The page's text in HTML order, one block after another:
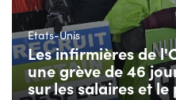
Etats-Unis
Les infirmières de
une grève de 46
sur les salaires et le